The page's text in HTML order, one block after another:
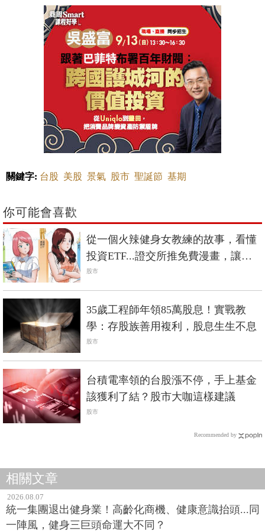
關鍵字: 台股 美股 景氣 股市 聖誕節 基期
你可能會喜歡
從一個火辣健身女教練的故事，看懂
投資ETF...證交所推免費漫畫，讓你
秒懂財經常識
股市
35歲工程師年領85萬股息！實戰教
學：存股族善用複利，股息生生不息
股市
台積電率領的台股漲不停，手上基金
該獲利了結？股市大咖這樣建議
股市
Recommended by
相關文章
2026.08.07
統一集團退出健身業！高齡化商機、健康意識抬頭...同
一陣風，健身三巨頭命運大不同？